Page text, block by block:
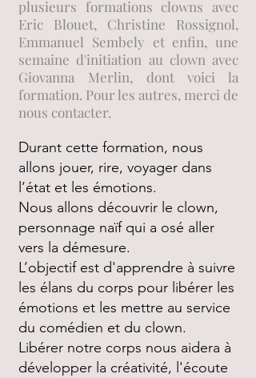
plusieurs formations clowns avec
Eric Blouet, Christine Rossignol,
Emmanuel Sembely et enfin, une
semaine d'initiation au clown avec
Giovanna Merlin, dont voici la
formation. Pour les autres, merci de
nous contacter.
Durant cette formation, nous
allons jouer, rire, voyager dans
l’état et les émotions.
Nous allons découvrir le clown,
personnage naïf qui a osé aller
vers la démesure.
L’objectif est d'apprendre à suivre
les élans du corps pour libérer les
émotions et les mettre au service
du comédien et du clown.
Libérer notre corps nous aidera à
développer la créativité, l'écoute